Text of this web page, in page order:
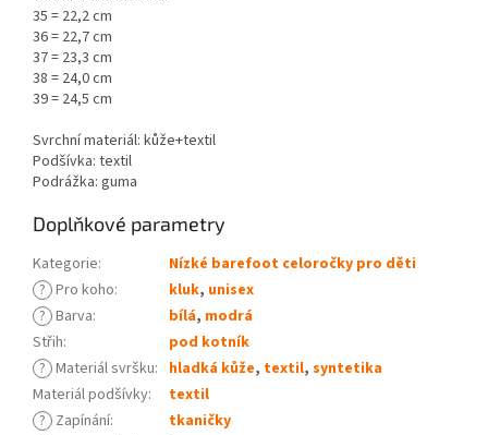
35 = 22,2 cm
36 = 22,7 cm
37 = 23,3 cm
38 = 24,0 cm
39 = 24,5 cm
Svrchní materiál: kůže+textil
Podšívka: textil
Podrážka: guma
Doplňkové parametry
Kategorie:
Nízké barefoot celoročky pro děti
? Pro koho: kluk, unisex
? Barva: bílá, modrá
Střih:
pod kotník
? Materiál svršku: hladká kůže, textil, syntetika
Materiál podšívky:
textil
? Zapínání:
tkaničky